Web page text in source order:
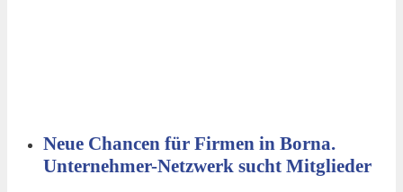
Neue Chancen für Firmen in Borna.
Unternehmer-Netzwerk sucht Mitglieder